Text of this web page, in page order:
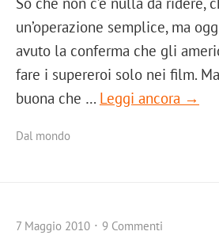
un’operazione semplice, ma
avuto la conferma che gli
fare i supereroi solo nei film.
buona che … Leggi ancora →
Dal mondo
7 Maggio 2010 9 Commenti